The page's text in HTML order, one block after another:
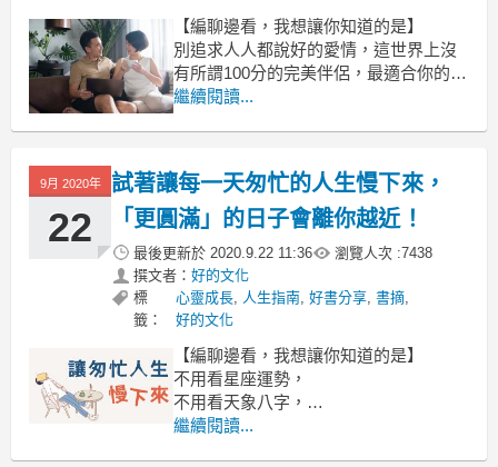
【編聊邊看，我想讓你知道的是】
別追求人人都說好的愛情，這世界上沒
有所謂100分的完美伴侶，最適合你的
人，就是最值得你相伴的人。你適合什
的認知，一個根本不了解自己的人，無
法明白自己想要什麼樣的愛情，也無法
找到那個適合自己的人。
繼續閱讀...
9月 2020年
22
試著讓每一天匆忙的人生慢下來，
「更圓滿」的日子會離你越近！
最後更新於 2020.9.22 11:36 瀏覽人次 :7438
撰文者： 好的文化
標
籤：
心靈成長, 人生指南,好書分享,書摘,
好的文化
【編聊邊看，我想讓你知道的是】
不用看星座運勢，
不用看天象八字，
我就知道，這個月大家通通都焦慮。
繼續閱讀...